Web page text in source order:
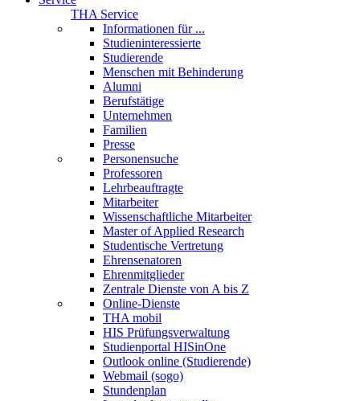
THA Service
Informationen für ...
Studieninteressierte
Studierende
Menschen mit Behinderung
Alumni
Berufstätige
Unternehmen
Familien
Presse
Personensuche
Professoren
Lehrbeauftragte
Mitarbeiter
Wissenschaftliche Mitarbeiter
Master of Applied Research
Studentische Vertretung
Ehrensenatoren
Ehrenmitglieder
Zentrale Dienste von A bis Z
Online-Dienste
THA mobil
HIS Prüfungsverwaltung
Studienportal HISinOne
Outlook online (Studierende)
Webmail (sogo)
Stundenplan